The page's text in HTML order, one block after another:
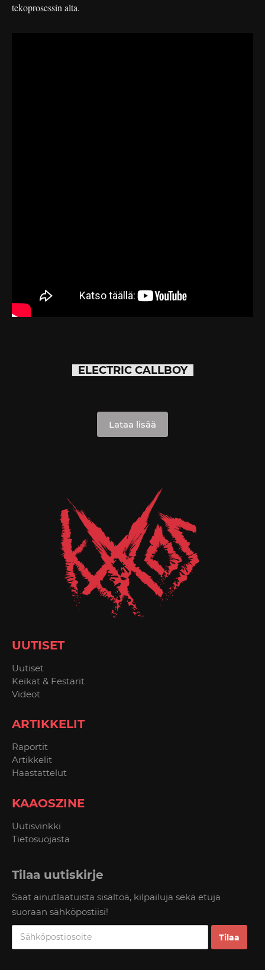
tekoprosessin alta.
ELECTRIC CALLBOY
Lataa lisää
UUTISET
Uutiset
Keikat & Festarit
Videot
ARTIKKELIT
Raportit
Artikkelit
Haastattelut
KAAOSZINE
Uutisvinkki
Tietosuojasta
Tilaa uutiskirje
Saat ainutlaatuista sisältöä, kilpailuja sekä etuja
suoraan sähköpostiisi!